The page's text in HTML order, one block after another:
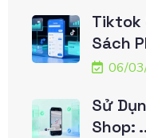
Tiktok
Sách
06/
Sử
Shop: